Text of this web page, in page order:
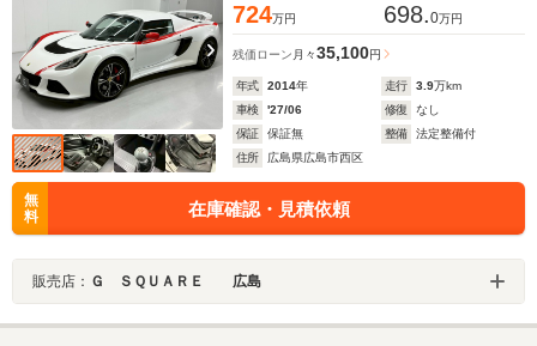
724万円 698.0万円
残価ローン 月々35,100円
年式 2014年 走行 3.9万km
車検
'27/06 修復
なし
保証
保証無 整備
法定整備付
住所
広島県広島市西区
無
料
在庫確認・見積依頼
販売店： Ｇ ＳＱＵＡＲＥ 広島